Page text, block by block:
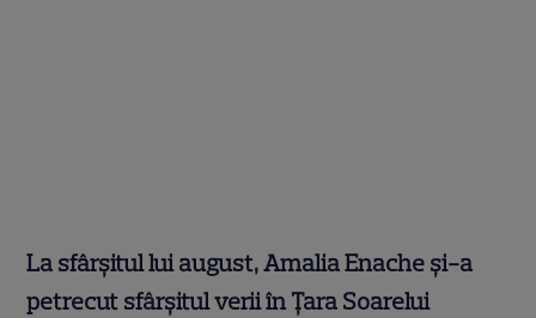
La sfârșitul lui august, Amalia Enache și-a
petrecut sfârșitul verii în Țara Soarelui